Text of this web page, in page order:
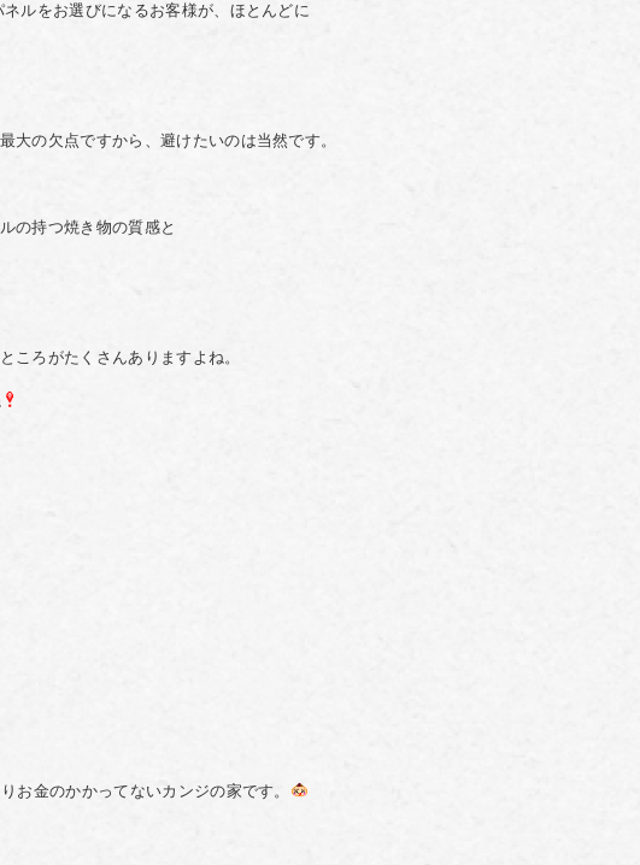
ルをお選びになるお客様が、ほとんどに
大の欠点ですから、避けたいのは当然です。
の持つ焼き物の質感と
ころがたくさんありますよね。
お金のかかってないカンジの家です。